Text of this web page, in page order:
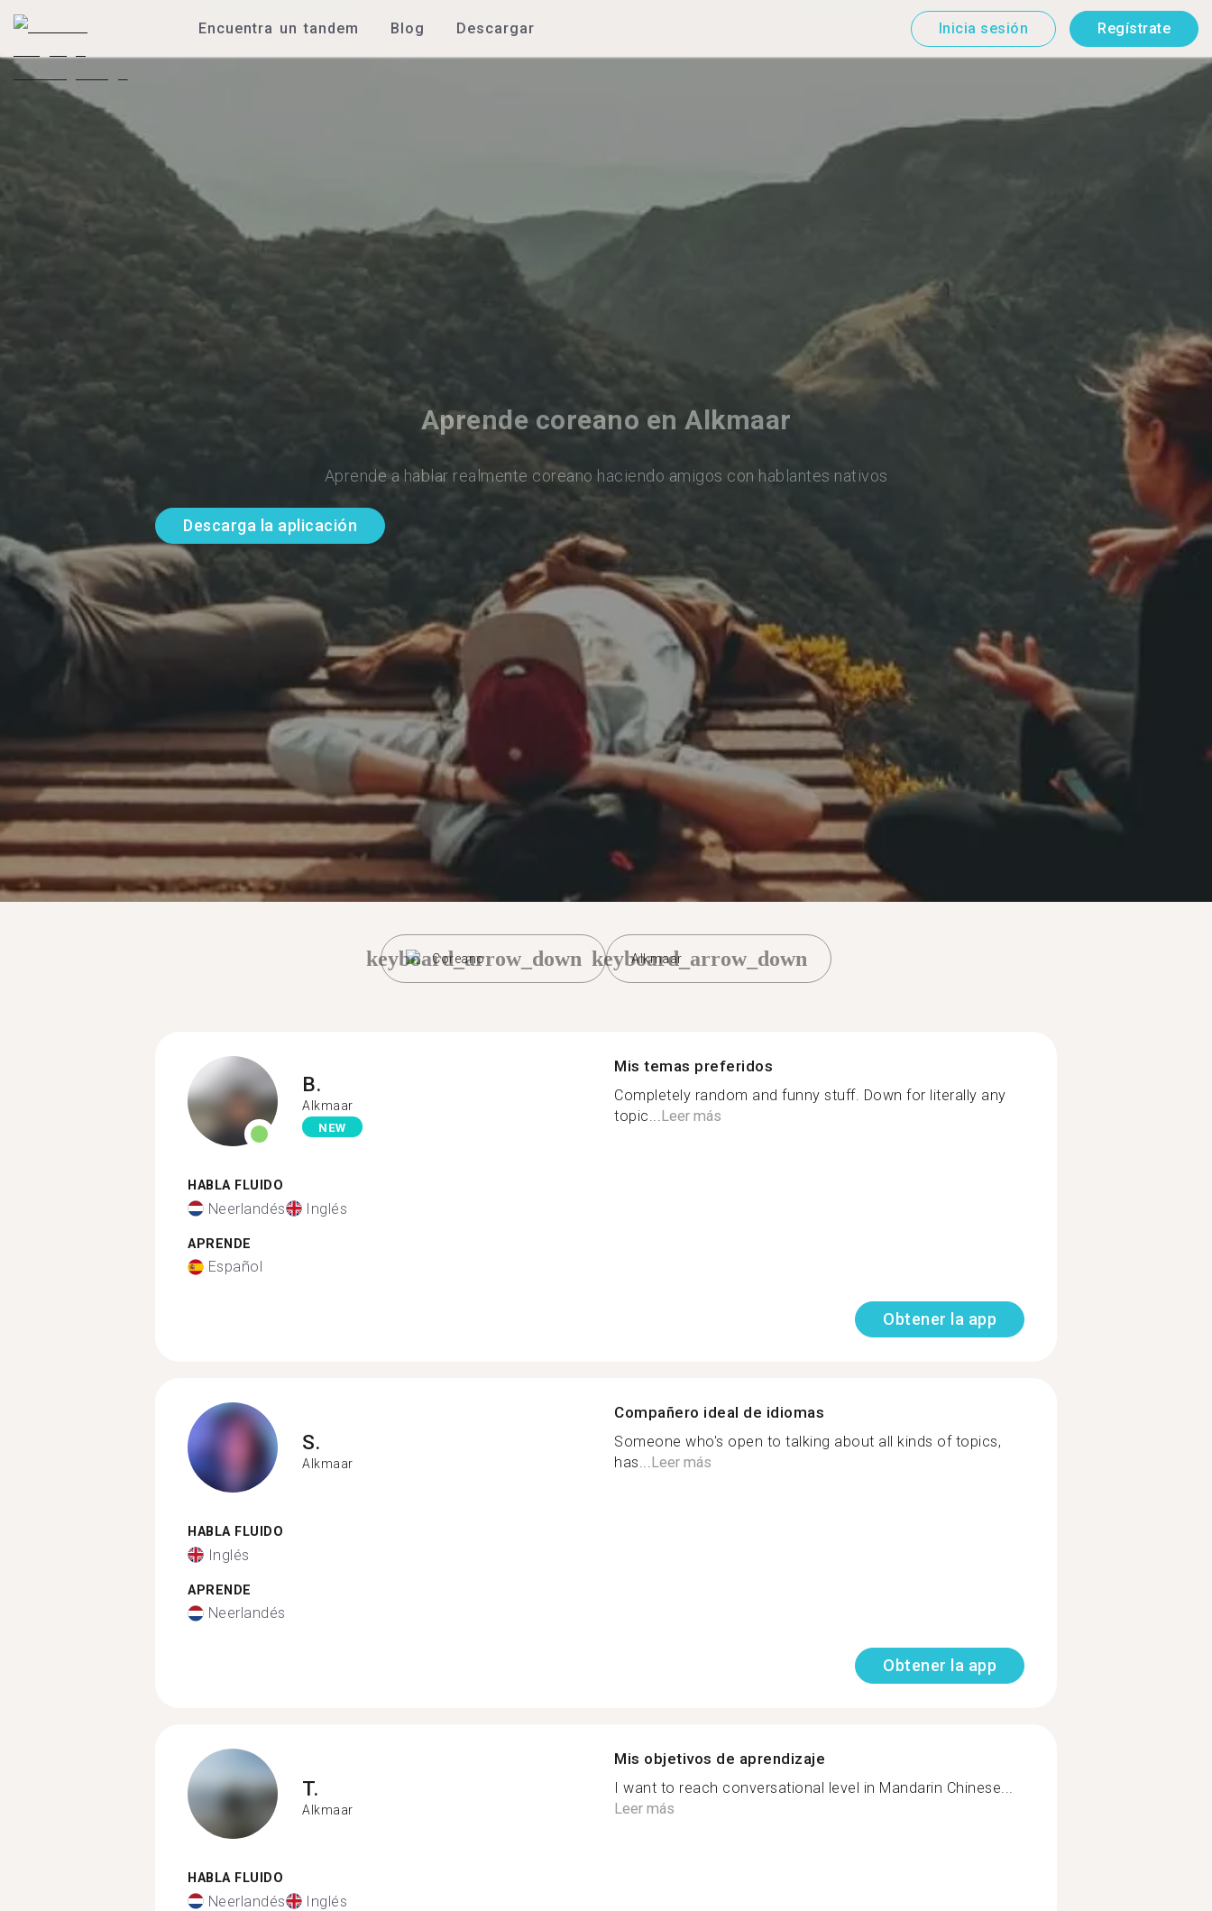
Encuentra un tandem Blog Descargar Inicia sesión Regístrate
Aprende coreano en Alkmaar
Aprende a hablar realmente coreano haciendo amigos con hablantes nativos
Descarga la aplicación
Coreano
keyboard_arrow_down Alkmaar
keyboard_arrow_down
B.
Alkmaar
NEW
HABLA FLUIDO
Neerlandés Inglés
APRENDE
Español
Mis temas preferidos
Completely random and funny stuff. Down for literally any
topic...Leer más
Obtener la app
S.
Alkmaar
HABLA FLUIDO
Inglés
APRENDE
Neerlandés
Compañero ideal de idiomas
Someone who's open to talking about all kinds of topics,
has...Leer más
Obtener la app
T.
Alkmaar
HABLA FLUIDO
Neerlandés Inglés
Mis objetivos de aprendizaje
I want to reach conversational level in Mandarin Chinese...
Leer más